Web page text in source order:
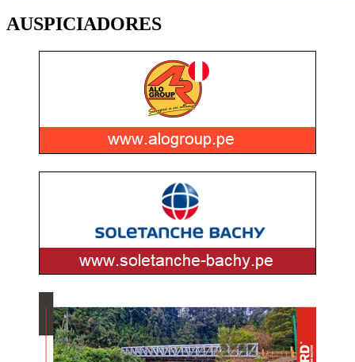
AUSPICIADORES